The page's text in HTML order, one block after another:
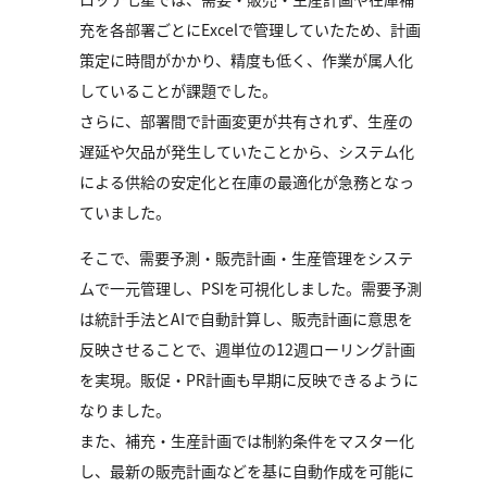
充を各部署ごとにExcelで管理していたため、計画
策定に時間がかかり、精度も低く、作業が属人化
していることが課題でした。
さらに、部署間で計画変更が共有されず、生産の
遅延や欠品が発生していたことから、システム化
による供給の安定化と在庫の最適化が急務となっ
ていました。
そこで、需要予測・販売計画・生産管理をシステ
ムで一元管理し、PSIを可視化しました。需要予測
は統計手法とAIで自動計算し、販売計画に意思を
反映させることで、週単位の12週ローリング計画
を実現。販促・PR計画も早期に反映できるように
なりました。
また、補充・生産計画では制約条件をマスター化
し、最新の販売計画などを基に自動作成を可能に